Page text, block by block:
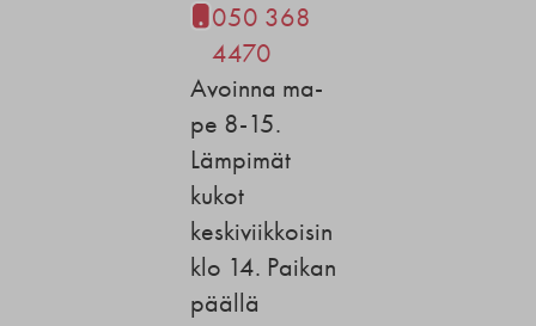
050 368
4470
Avoinna ma-
pe 8-15.
Lämpimät
kukot
keskiviikkoisin
klo 14. Paikan
päällä